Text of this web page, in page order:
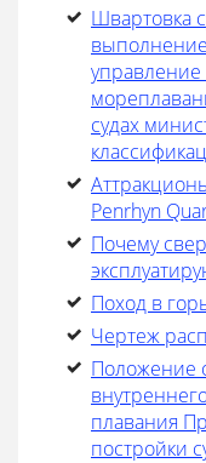
Швартовка
управление
судах
Penrhyn
Почему
Поход в
Чертеж
Положение
плавания
постройки